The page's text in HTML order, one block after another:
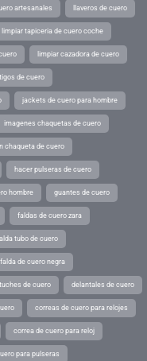
artesanales llaveros de cuero
limpiar tapiceria de cuero coche
limpiar cazadora de cuero
de cuero
jackets de cuero para hombre
imagenes chaquetas de cuero
chaqueta de cuero
hacer pulseras de cuero
hombre guantes de cuero
faldas de cuero zara
tubo de cuero
falda de cuero negra
de cuero delantales de cuero
correas de cuero para relojes
correa de cuero para reloj
para pulseras